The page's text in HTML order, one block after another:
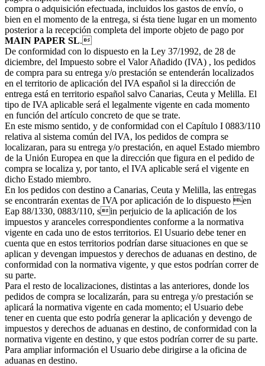
compra o adquisición efectuada, incluidos los gastos de envío, o
bien en el momento de la entrega, si ésta tiene lugar en un momento
posterior a la recepción completa del importe objeto de pago por
MAIN PAPER SL.
De conformidad con lo dispuesto en la Ley 37/1992, de 28 de
diciembre, del Impuesto sobre el Valor Añadido (IVA) , los pedidos
de compra para su entrega y/o prestación se entenderán localizados
en el territorio de aplicación del IVA español si la dirección de
entrega está en territorio español salvo Canarias, Ceuta y Melilla. El
tipo de IVA aplicable será el legalmente vigente en cada momento
en función del artículo concreto de que se trate.
En este mismo sentido, y de conformidad con el Capítulo I 0883/110
relativa al sistema común del IVA, los pedidos de compra se
localizaran, para su entrega y/o prestación, en aquel Estado miembro
de la Unión Europea en que la dirección que figura en el pedido de
compra se localiza y, por tanto, el IVA aplicable será el vigente en
dicho Estado miembro.
En los pedidos con destino a Canarias, Ceuta y Melilla, las entregas
se encontrarán exentas de IVA por aplicación de lo dispuesto en
Eap 88/1330, 0883/110, sin perjuicio de la aplicación de los
impuestos y aranceles correspondientes conforme a la normativa
vigente en cada uno de estos territorios. El Usuario debe tener en
cuenta que en estos territorios podrían darse situaciones en que se
aplican y devengan impuestos y derechos de aduanas en destino, de
conformidad con la normativa vigente, y que estos podrían correr de
su parte.
Para el resto de localizaciones, distintas a las anteriores, donde los
pedidos de compra se localizarán, para su entrega y/o prestación se
aplicará la normativa vigente en cada momento; el Usuario debe
tener en cuenta que esto podría generar la aplicación y devengo de
impuestos y derechos de aduanas en destino, de conformidad con la
normativa vigente en destino, y que estos podrían correr de su parte.
Para ampliar información el Usuario debe dirigirse a la oficina de
aduanas en destino.